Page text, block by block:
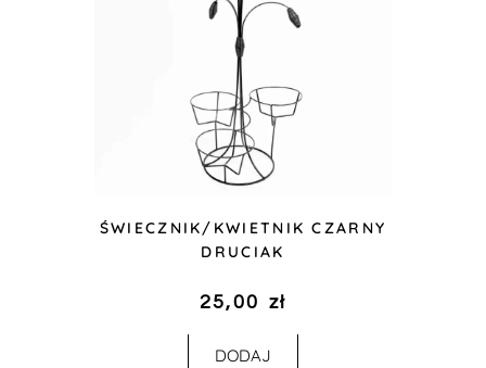
ŚWIECZNIK/KWIETNIK CZARNY
DRUCIAK
25,00 zł
DODAJ